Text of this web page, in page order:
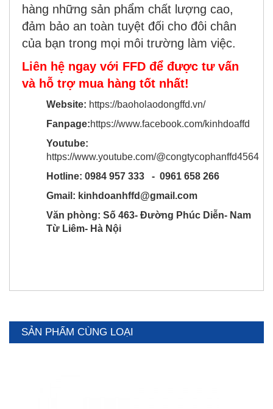
hàng những sản phẩm chất lượng cao,
đảm bảo an toàn tuyệt đối cho đôi chân
của bạn trong mọi môi trường làm việc.
Liên hệ ngay với FFD để được tư vấn
và hỗ trợ mua hàng tốt nhất!
Website: https://baoholaodongffd.vn/
Fanpage:https://www.facebook.com/kinhdoaffd
Youtube:
https://www.youtube.com/@congtycophanffd4564
Hotline: 0984 957 333 - 0961 658 266
Gmail: kinhdoanhffd@gmail.com
Văn phòng: Số 463- Đường Phúc Diễn- Nam
Từ Liêm- Hà Nội
SẢN PHẨM CÙNG LOẠI